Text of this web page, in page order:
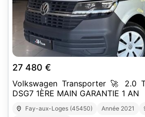
27 480 €
Volkswagen Transporter 🚀 2.0
DSG7 1ÈRE MAIN GARANTIE 1 AN
Fay-aux-Loges (45450) Année 2021